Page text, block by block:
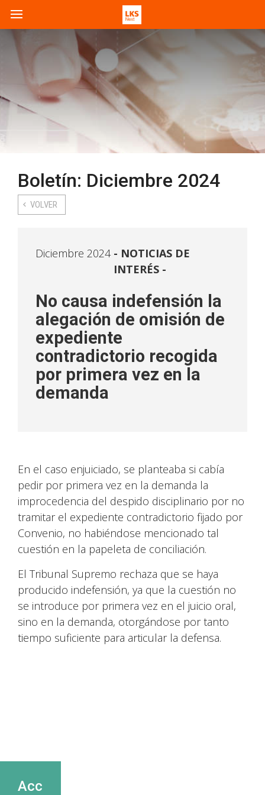
Boletín: Diciembre 2024
VOLVER
Diciembre 2024
NOTICIAS DE
INTERÉS -
No causa indefensión la
alegación de omisión de
expediente
contradictorio recogida
por primera vez en la
demanda
En el caso enjuiciado, se planteaba si cabía
pedir por primera vez en la demanda la
improcedencia del despido disciplinario por no
tramitar el expediente contradictorio fijado por
Convenio, no habiéndose mencionado tal
cuestión en la papeleta de conciliación.
El Tribunal Supremo rechaza que se haya
producido indefensión, ya que la cuestión no
se introduce por primera vez en el juicio oral,
sino en la demanda, otorgándose por tanto
tiempo suficiente para articular la defensa.
Acc